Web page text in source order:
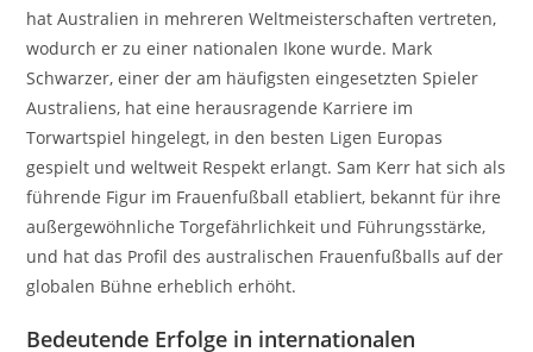
hat Australien in mehreren Weltmeisterschaften vertreten,
wodurch er zu einer nationalen Ikone wurde. Mark
Schwarzer, einer der am häufigsten eingesetzten Spieler
Australiens, hat eine herausragende Karriere im
Torwartspiel hingelegt, in den besten Ligen Europas
gespielt und weltweit Respekt erlangt. Sam Kerr hat sich als
führende Figur im Frauenfußball etabliert, bekannt für ihre
außergewöhnliche Torgefährlichkeit und Führungsstärke,
und hat das Profil des australischen Frauenfußballs auf der
globalen Bühne erheblich erhöht.
Bedeutende Erfolge in internationalen